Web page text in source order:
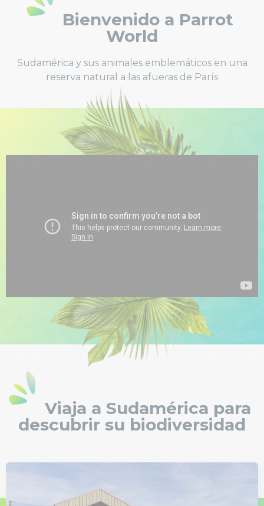
Bienvenido a Parrot
World
Sudamérica y sus animales emblemáticos en una
reserva natural a las afueras de París
Viaja a Sudamérica para
descubrir su biodiversidad